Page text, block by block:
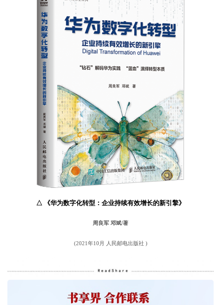
△ 《华为数字化转型：企业持续有效增长的新引擎》
周良军 邓斌/著
(2021年10月 人民邮电出版社 )